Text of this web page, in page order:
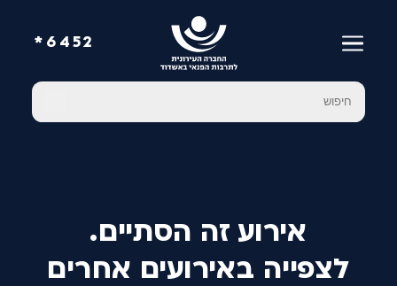
6452*
אירוע זה הסתיים.
לצפייה באירועים אחרים